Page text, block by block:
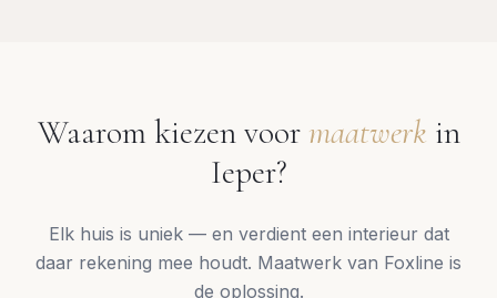
Waarom kiezen voor maatwerk in
Ieper?
Elk huis is uniek — en verdient een interieur dat
daar rekening mee houdt. Maatwerk van Foxline is
de oplossing.